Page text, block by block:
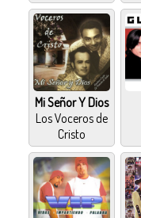
Mi Señor Y Dios
Los Voceros de
Cristo